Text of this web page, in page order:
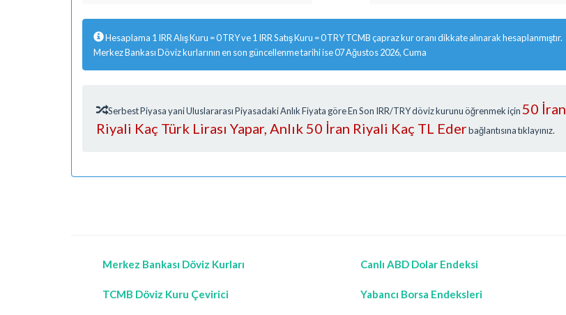
Hesaplama 1 IRR Alış Kuru = 0 TRY ve 1 IRR Satış Kuru = 0 TRY TCMB çapraz kur oranı dikkate alınarak hesaplanmıştır.
Merkez Bankası Döviz kurlarının en son güncellenme tarihi ise 07 Ağustos 2026, Cuma
Serbest Piyasa yani Uluslararası Piyasadaki Anlık Fiyata göre En Son IRR/TRY döviz kurunu öğrenmek için 50 İran
Riyali Kaç Türk Lirası Yapar, Anlık 50 İran Riyali Kaç TL Ederbağlantısına tıklayınız.
Merkez Bankası Döviz Kurları
TCMB Döviz Kuru Çevirici
Canlı ABD Dolar Endeksi
Yabancı Borsa Endeksleri